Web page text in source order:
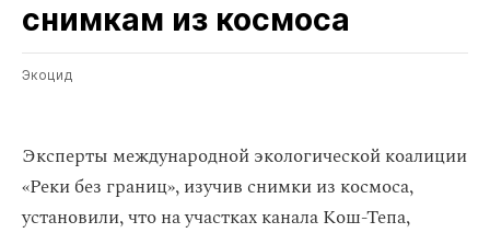
снимкам из космоса
Экоцид
Эксперты международной экологической коалиции
«Реки без границ», изучив снимки из космоса,
установили, что на участках канала Кош-Тепа,